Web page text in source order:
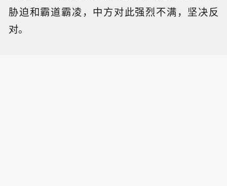
胁迫和霸道霸凌，中方对此强烈不满，坚决反
对。